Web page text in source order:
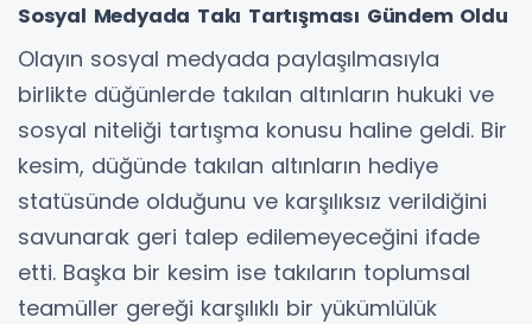
Sosyal Medyada Takı Tartışması Gündem Oldu
Olayın sosyal medyada paylaşılmasıyla
birlikte düğünlerde takılan altınların hukuki ve
sosyal niteliği tartışma konusu haline geldi. Bir
kesim, düğünde takılan altınların hediye
statüsünde olduğunu ve karşılıksız verildiğini
savunarak geri talep edilemeyeceğini ifade
etti. Başka bir kesim ise takıların toplumsal
teamüller gereği karşılıklı bir yükümlülük